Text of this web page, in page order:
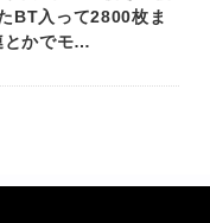
BT入って2800枚ま
とかでモ…